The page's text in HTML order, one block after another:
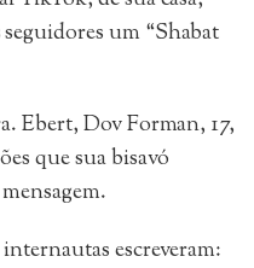
um “Shabat
Ebert, Dov Forman, 17,
que sua bisavó
escreveram: